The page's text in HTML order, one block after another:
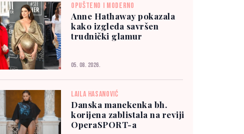
OPUŠTENO I MODERNO
Anne Hathaway pokazala
kako izgleda savršen
trudnički glamur
05. 08. 2026.
LAILA HASANOVIĆ
Danska manekenka bh.
korijena zablistala na reviji
OperaSPORT-a